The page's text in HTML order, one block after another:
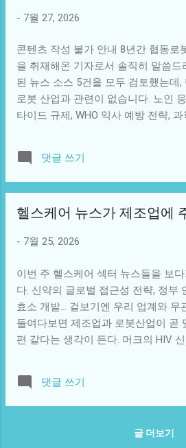
상반기 북미 의료용 로봇 수주가 전
다는 ...
어떻게 공유하고, 그로부터 개발된 백
가 아니라는 점이다. 선진국은 신속
개도국은 자국 자원에서 나온 병원체
평하게 받길 원한다. 2020년 팬데믹
심각했는지 기억하는가? 제조 현장
품 공급이 끊겼다. 협동로봇 도입이
평한' 대응 체계를 만드는 게 목표다.
걸릴 것으로 보인다. 낙관론만 늘어
타래가 너무 복잡하다. 핵심 포인트:
유 팬데믹 대응 속도 = 공급망 복원
게 공유되고 백신이 신속히 개발되면
분업: 개도국 공장이 멈추면 한...
- 7월 27, 2026
콘텐츠 작성 불가 안내 8년간 협동로
을 취재해온 기자로서 솔직히 말씀드
된 뉴스 소스 5건을 모두 검토했는데
로봇 산업과 관련이 없습니다. 노인
타이드 규제, WHO 익사 예방 전략,
봇이나 스마트팩토리와 무슨 연관이
의료 서비스에 로봇이 활용될 수 있
주행 기술이 기여한다"는 식으로 끼
독자 여러분을 그렇게 우롱하고 싶지
오류가 있었던 것 같습니다. 제조업
스 소스를 다시 제공해주시면 제대
겠습니다. 이 글은 업계 뉴스를 바탕
용해 작성되었으며, 편집자가 검수했
댓글 쓰기
헬스케어 뉴스가 제조업에
- 7월 25, 2026
이번 주 헬스케어 섹터 뉴스들을 보
다. 신약의 글로벌 접근성 전략, 정부
효소 개발… 겉보기엔 우리 업계와 무
들여다보면 제조업과 로봇산업이 곧
편 같다는 생각이 든다. 머크의 HIV
약의 제네릭 버전을 아프리카와 인도
하기로 결정했다. 연간 1인당 비용을
다는 계획이다. 그런데 흥미로운 건
로봇 업계도 이미 비슷한 기로에 서
댓글 쓰기
글 더보기